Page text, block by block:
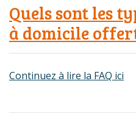
Quels sont les
à domicile
Continuez à lire la FAQ ici